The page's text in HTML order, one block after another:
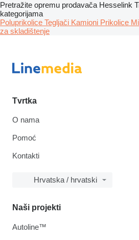
Pretražite opremu prodavača Hesselink
kategorijama
Poluprikolice Tegljači Kamioni Prikolice
za skladištenje
Tvrtka
O nama
Pomoć
Kontakti
Hrvatska / hrvatski
Naši projekti
Autoline™